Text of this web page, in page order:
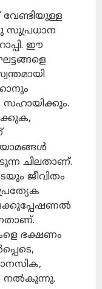
സുപ്രധാന
ഈ
സഹായിക്കും.
ചിലതാണ്.
ജീവിതം
ഭക്ഷണം
നൽകുന്നു.